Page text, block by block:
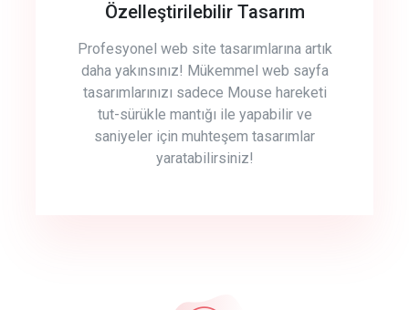
Özelleştirilebilir Tasarım
Profesyonel web site tasarımlarına artık
daha yakınsınız! Mükemmel web sayfa
tasarımlarınızı sadece Mouse hareketi
tut-sürükle mantığı ile yapabilir ve
saniyeler için muhteşem tasarımlar
yaratabilirsiniz!